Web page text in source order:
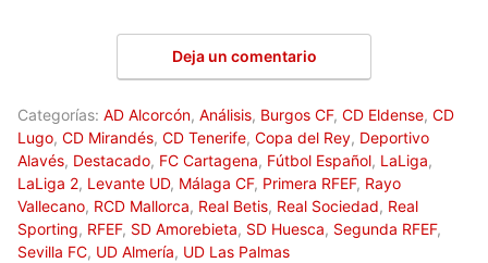
Deja un comentario
Categorías: AD Alcorcón, Análisis, Burgos CF, CD Eldense, CD
Lugo, CD Mirandés, CD Tenerife, Copa del Rey, Deportivo
Alavés, Destacado, FC Cartagena, Fútbol Español, LaLiga,
LaLiga 2, Levante UD, Málaga CF, Primera RFEF, Rayo
Vallecano, RCD Mallorca, Real Betis, Real Sociedad, Real
Sporting, RFEF, SD Amorebieta, SD Huesca, Segunda RFEF,
Sevilla FC, UD Almería, UD Las Palmas